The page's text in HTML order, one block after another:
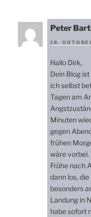
Peter
18.
Hallo Dirk,
Dein Blog
ich selbst
Tagen am
Minuten
gegen
frühen
wäre vorbei.
Frühe nach
dann los,
besonders
Landung in
habe sofort